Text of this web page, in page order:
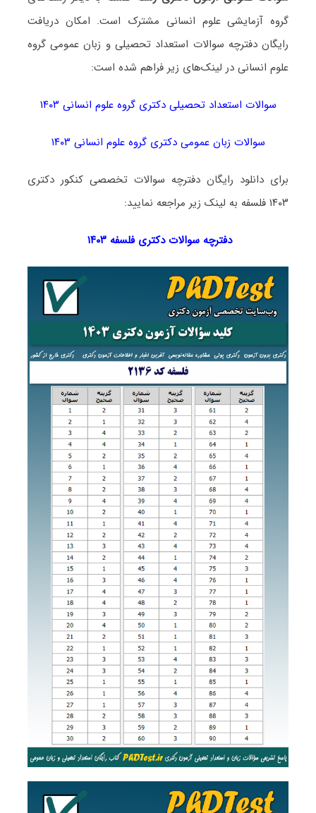
گروه آزمایشی علوم انسانی مشترک است. امکان دریافت
رایگان دفترچه سوالات استعداد تحصیلی و زبان عمومی گروه
علوم انسانی در لینک‌های زیر فراهم شده است:
سوالات استعداد تحصیلی دکتری گروه علوم انسانی ۱۴۰۳
سوالات زبان عمومی دکتری گروه علوم انسانی ۱۴۰۳
برای دانلود رایگان دفترچه سوالات تخصصی کنکور دکتری
۱۴۰۳ فلسفه به لینک زیر مراجعه نمایید:
دفترچه سوالات دکتریفلسفه ۱۴۰۳